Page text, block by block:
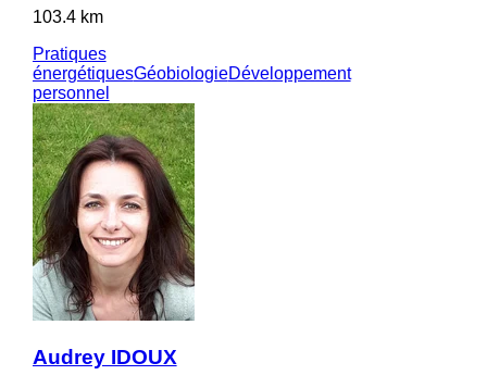
103.4 km
Pratiques
énergétiquesGéobiologieDéveloppement
personnel
Audrey IDOUX